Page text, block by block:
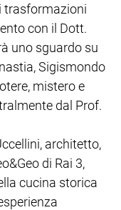
trasformazioni
con il Dott.
uno sguardo su
Sigismondo
mistero e
dal Prof.
architetto,
di Rai 3,
cucina storica